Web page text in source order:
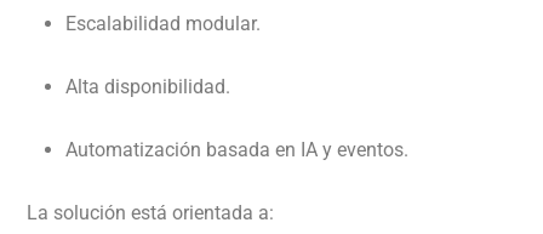
Escalabilidad modular.
Alta disponibilidad.
Automatización basada en IA y eventos.
La solución está orientada a: